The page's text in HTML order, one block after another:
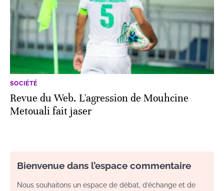
SOCIÉTÉ
Revue du Web. L'agression de Mouhcine
Metouali fait jaser
Bienvenue dans l’espace commentaire
Nous souhaitons un espace de débat, d’échange et de